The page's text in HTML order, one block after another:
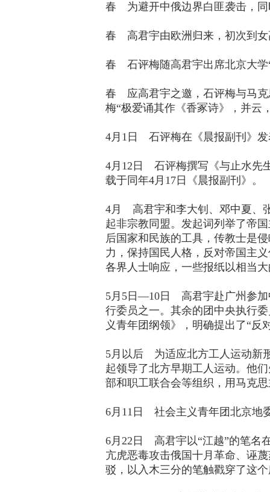
春 为避开中俄边界白匪袭击，同
春 高君宇由欧洲归来，初次到女
春 石评梅随高君宇出席北京大学
春 应高君宇之邀，石评梅与马克
梅“极爱诵其作《香冢诗》，并云
4月1日 石评梅在《晨报副刊》
4月12日 石评梅撰写《与止水先
载于同年4月17日《晨报副刊》。
4月 高君宇和李大钊、邓中夏、
起非宗教同盟。发起词列举了帝
后国家和民族的工具，传教士是
力，保持国民人格，反对帝国主
各界人士响应，一些报纸以相当
5月5日—10日 高君宇赴广州参加
行委员之一。其余的团中央执行
义青年团纲领》，明确提出了“反
5月以后 为适应北方工人运动新
起领导了北方早期工人运动。他
部和职工联合会等组织，用马克
6月11日 社会主义青年团北京地
6月22日 高君宇以“江越”的笔名
亢虎恶毒攻击俄国十月革命、诬
驳，以入木三分的笔触戳穿了这